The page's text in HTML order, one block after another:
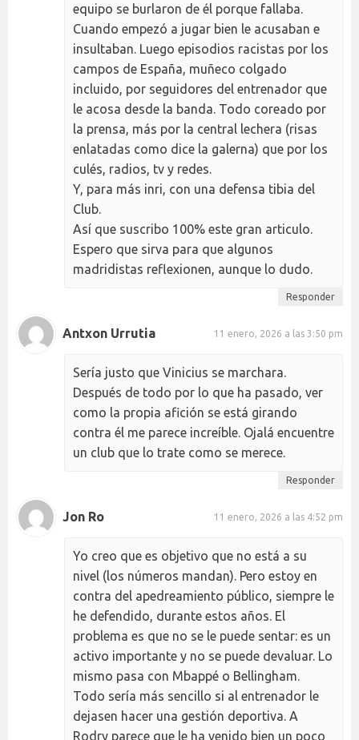
equipo se burlaron de él porque fallaba.
Cuando empezó a jugar bien le acusaban e
insultaban. Luego episodios racistas por los
campos de España, muñeco colgado
incluido, por seguidores del entrenador que
le acosa desde la banda. Todo coreado por
la prensa, más por la central lechera (risas
enlatadas como dice la galerna) que por los
culés, radios, tv y redes.
Y, para más inri, con una defensa tibia del
Club.
Así que suscribo 100% este gran articulo.
Espero que sirva para que algunos
madridistas reflexionen, aunque lo dudo.
Responder
Antxon Urrutia 11 enero, 2026 a las 3:50 pm
Sería justo que Vinicius se marchara.
Después de todo por lo que ha pasado, ver
como la propia afición se está girando
contra él me parece increíble. Ojalá encuentre
un club que lo trate como se merece.
Responder
Jon Ro 11 enero, 2026 a las 4:52 pm
Yo creo que es objetivo que no está a su
nivel (los números mandan). Pero estoy en
contra del apedreamiento público, siempre le
he defendido, durante estos años. El
problema es que no se le puede sentar: es un
activo importante y no se puede devaluar. Lo
mismo pasa con Mbappé o Bellingham.
Todo sería más sencillo si al entrenador le
dejasen hacer una gestión deportiva. A
Rodry parece que le ha venido bien un poco